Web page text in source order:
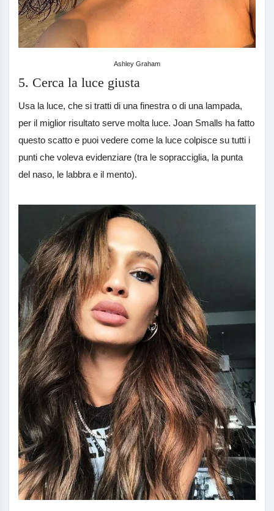
Ashley Graham
5. Cerca la luce giusta
Usa la luce, che si tratti di una finestra o di una lampada,
per il miglior risultato serve molta luce. Joan Smalls ha fatto
questo scatto e puoi vedere come la luce colpisce su tutti i
punti che voleva evidenziare (tra le sopracciglia, la punta
del naso, le labbra e il mento).